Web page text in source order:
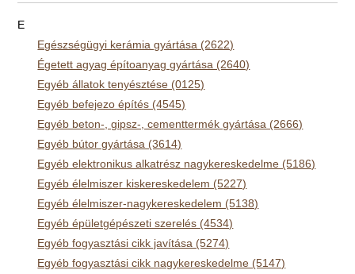
E
Egészségügyi kerámia gyártása (2622)
Égetett agyag építoanyag gyártása (2640)
Egyéb állatok tenyésztése (0125)
Egyéb befejezo építés (4545)
Egyéb beton-, gipsz-, cementtermék gyártása (2666)
Egyéb bútor gyártása (3614)
Egyéb elektronikus alkatrész nagykereskedelme (5186)
Egyéb élelmiszer kiskereskedelem (5227)
Egyéb élelmiszer-nagykereskedelem (5138)
Egyéb épületgépészeti szerelés (4534)
Egyéb fogyasztási cikk javítása (5274)
Egyéb fogyasztási cikk nagykereskedelme (5147)